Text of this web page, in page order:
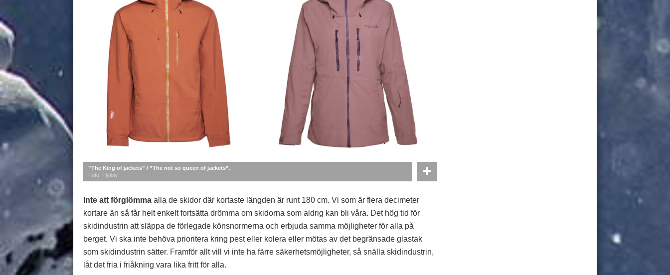
”The King of jackets” / ”The not so queen of jackets”.
Foto: Flylow
Inte att förglömma alla de skidor där kortaste längden är runt 180 cm. Vi som är flera decimeter
kortare än så får helt enkelt fortsätta drömma om skidorna som aldrig kan bli våra. Det hög tid för
skidindustrin att släppa de förlegade könsnormerna och erbjuda samma möjligheter för alla på
berget. Vi ska inte behöva prioritera kring pest eller kolera eller mötas av det begränsade glastak
som skidindustrin sätter. Framför allt vill vi inte ha färre säkerhetsmöjligheter, så snälla skidindustrin,
låt det fria i friåkning vara lika fritt för alla.